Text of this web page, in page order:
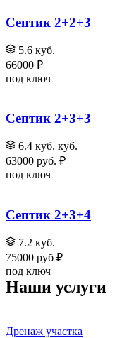
Септик 2+2+3
5.6 куб.
66000 ₽
под ключ
Септик 2+3+3
6.4 куб. куб.
63000 руб. ₽
под ключ
Септик 2+3+4
7.2 куб.
75000 руб ₽
под ключ
Наши услуги
Дренаж участка